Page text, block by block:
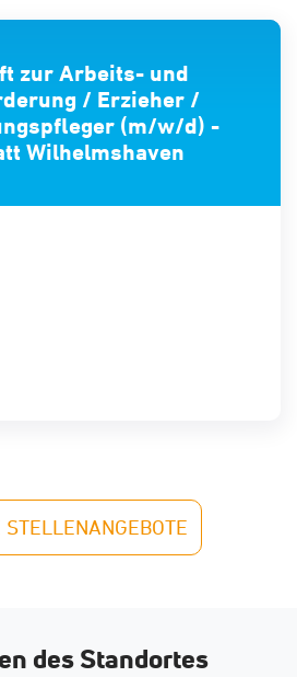
zur Arbeits- und
/ Erzieher /
(m/w/d) -
Wilhelmshaven
des Standortes